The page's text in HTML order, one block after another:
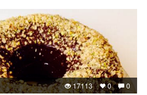
0
0
17113